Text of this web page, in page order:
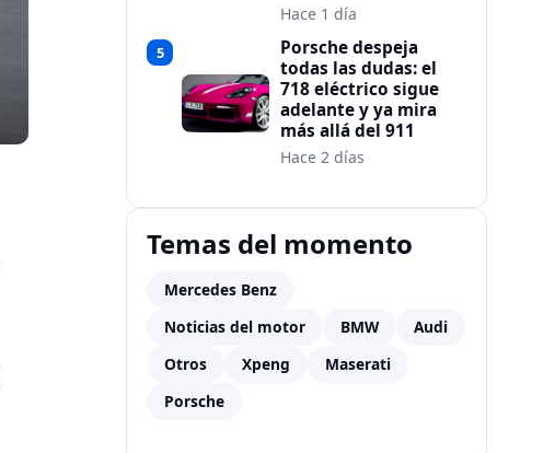
Hace 1 día
5
Porsche despeja
todas las dudas: el
718 eléctrico sigue
adelante y ya mira
más allá del 911
Hace 2 días
Temas del momento
Mercedes Benz
Noticias del motor
BMW
Audi
Otros
Xpeng
Maserati
Porsche